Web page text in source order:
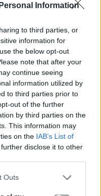
Information
to third parties, or
information for
the below opt-out
note that after your
continue seeing
information utilized by
to third parties prior to
out of the further
by third parties on the
This information may
on the IAB’s List of
disclose it to other
Outs
darnadude/?hl=el
του Δημήτρη
την παραγωγή,
ολοκληρωμένου